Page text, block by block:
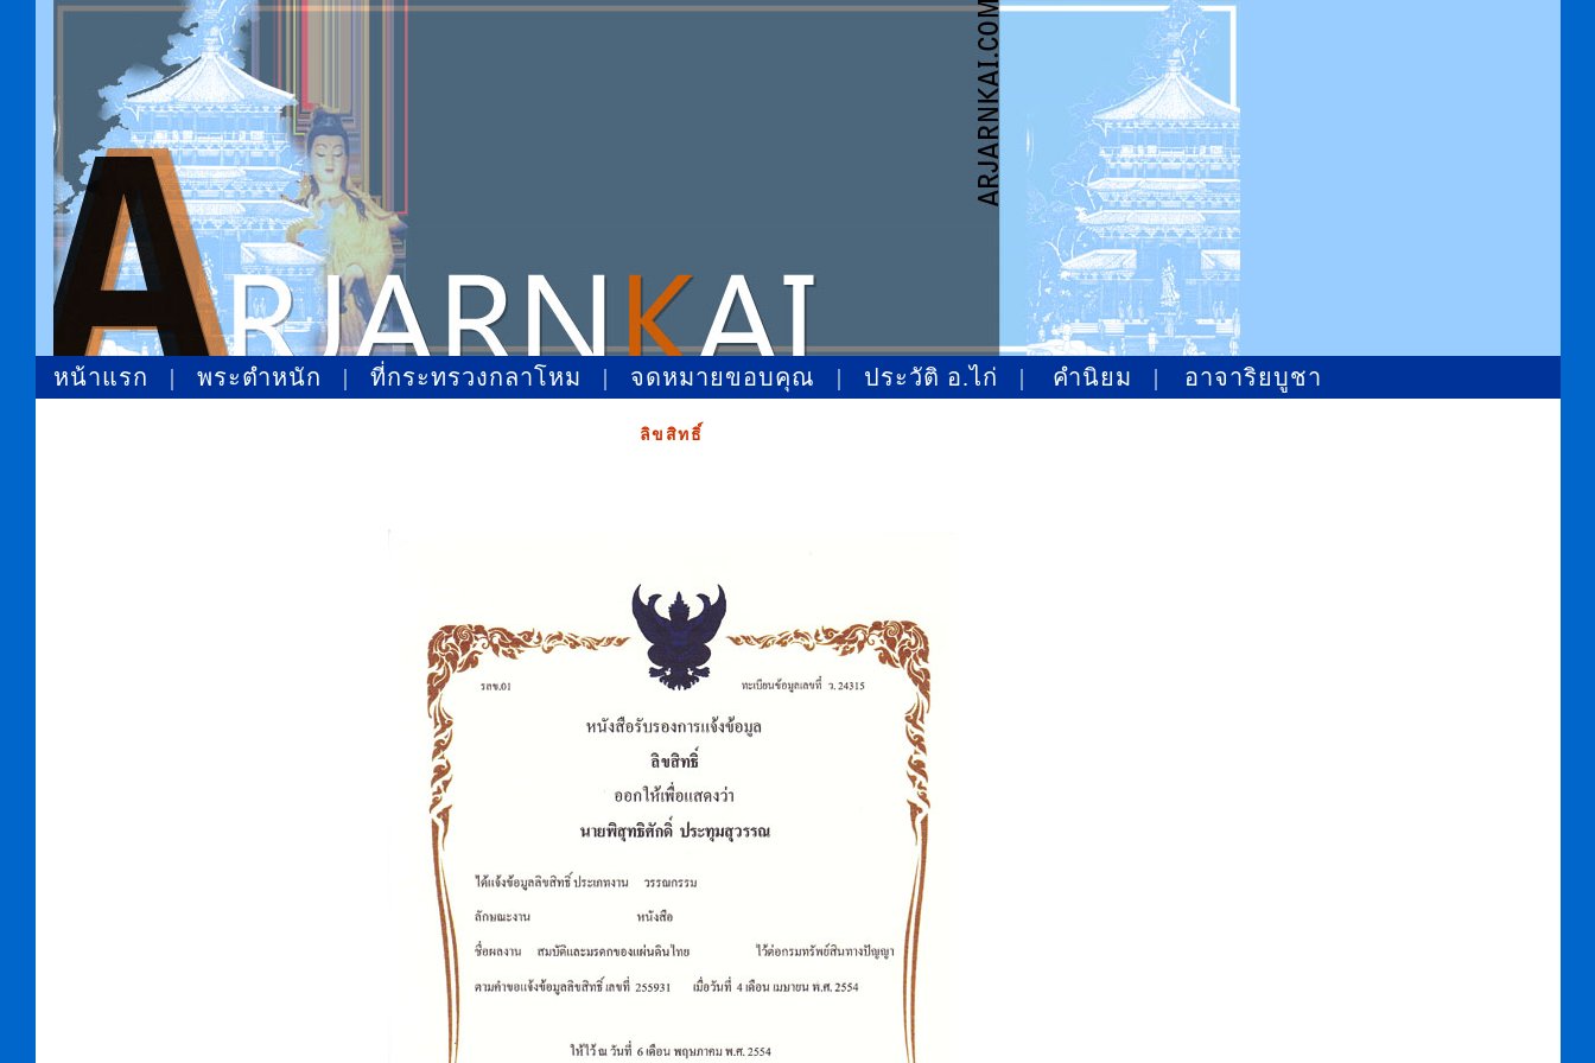
หน้าแรก | พระตำหนัก | ที่กระทรวงกลาโหม | จดหมายขอบคุณ | ประวัติ อ.ไก่ | คำนิยม | อาจาริยบูชา
ลิขสิทธิ์